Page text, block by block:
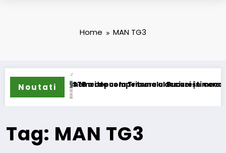
Home MAN TG3
Noutatischemei de compensare a accizei în mecanism
STB a depus la Tribunalul București cererea
Tag: MAN TG3